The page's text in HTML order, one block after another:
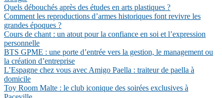
Quels débouchés après des études en arts plastiques ?
Comment les reproductions d’armes historiques font revivre les
grandes époques ?
Cours de chant : un atout pour la confiance en soi et l’expression
personnelle
BTS GPME : une porte d’entrée vers la gestion, le management ou
la création d’entreprise
L’Espagne chez vous avec Amigo Paella : traiteur de paella à
domicile
Toy Room Malte : le club iconique des soirées exclusives à